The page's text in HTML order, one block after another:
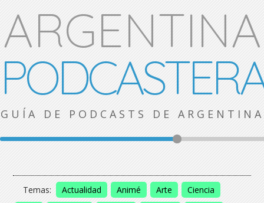
ARGENTINA
GUÍA DE PODCASTS DE ARGENTINA
Temas: Actualidad Animé Arte
Ciencia